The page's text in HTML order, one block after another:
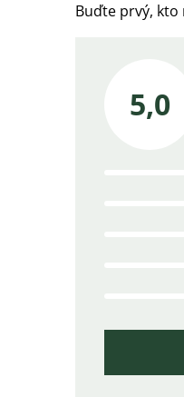
Buďte prvý,
5,0